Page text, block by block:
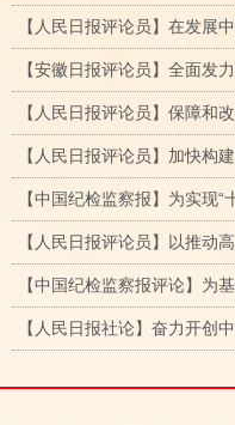
【人民日报评论员】在发
【安徽日报评论员】全面
【人民日报评论员】保障
【人民日报评论员】加快
【中国纪检监察报】为实现
【人民日报评论员】以推
【中国纪检监察报评论】为
【人民日报社论】奋力开创